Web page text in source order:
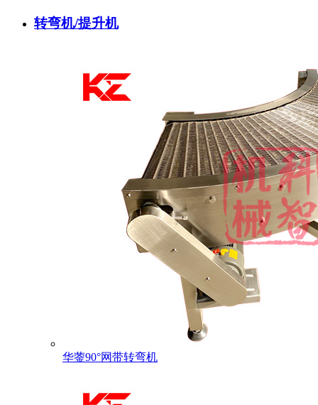
转弯机/提升机
华蓥90°网带转弯机